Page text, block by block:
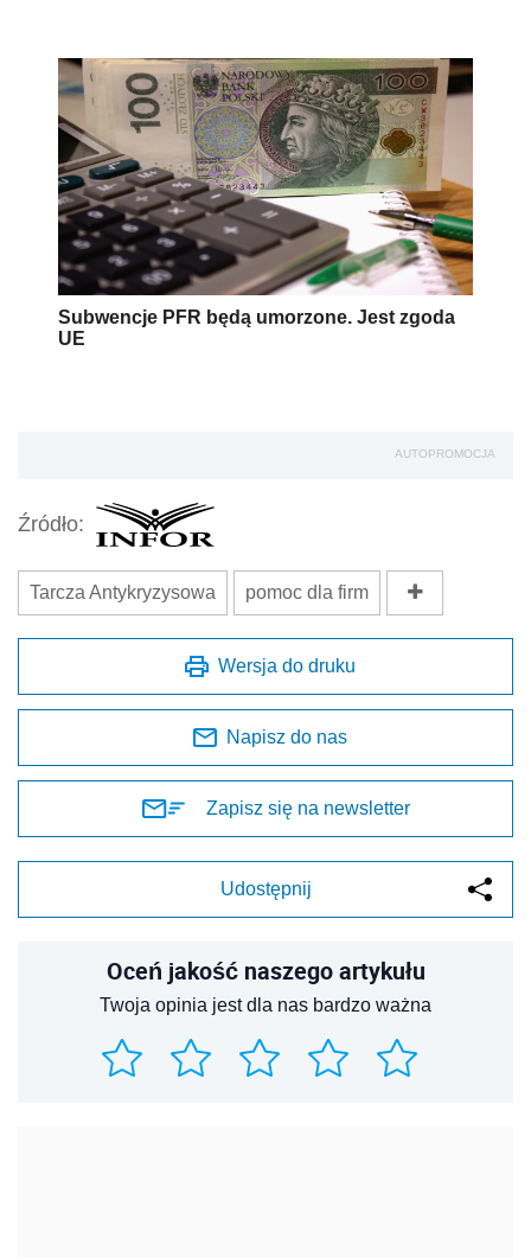
Subwencje PFR będą umorzone. Jest zgoda
UE
AUTOPROMOCJA
Źródło:
Tarcza Antykryzysowa pomoc dla firm
Wersja do druku
Napisz do nas
Zapisz się na newsletter
Udostępnij
Oceń jakość naszego artykułu
Twoja opinia jest dla nas bardzo ważna